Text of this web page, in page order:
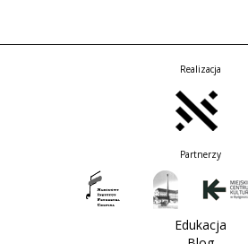
Realizacja
Partnerzy
Edukacja